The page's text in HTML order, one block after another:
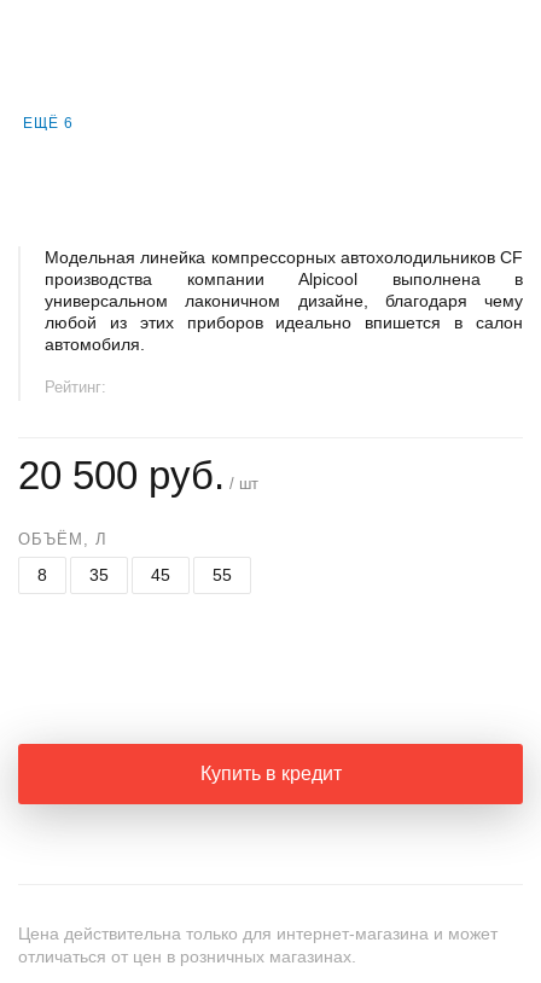
ЕЩЁ 6
Модельная линейка компрессорных автохолодильников CF
производства компании Alpicool выполнена в
универсальном лаконичном дизайне, благодаря чему
любой из этих приборов идеально впишется в салон
автомобиля.
Рейтинг:
20 500 руб. / шт
ОБЪЁМ, Л
8 35 45 55
Купить в кредит
Цена действительна только для интернет-магазина и может
отличаться от цен в розничных магазинах.